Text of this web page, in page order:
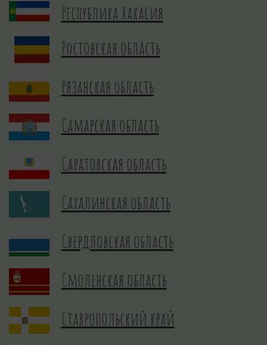
Республика Хакасия
Ростовская область
Рязанская область
Самарская область
Саратовская область
Сахалинская область
Свердловская область
Смоленская область
Ставропольский край